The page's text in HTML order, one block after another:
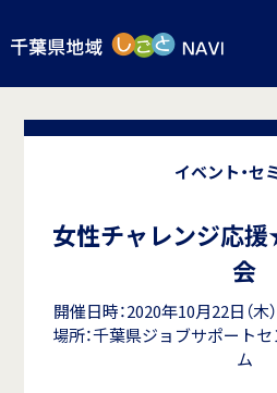
イベント・セ
女性チャレンジ応
会
開催日時：2020年10月22日
場所：千葉県ジョブサポート
ム